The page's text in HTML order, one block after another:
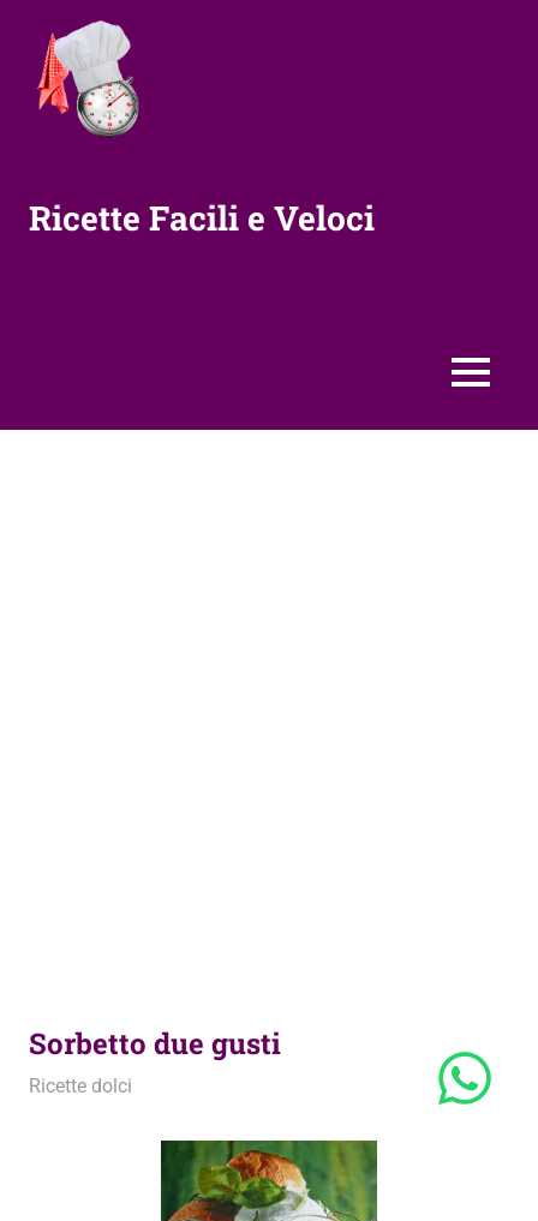
contenuto
Ricette Facili e Veloci
MENU
Sorbetto due gusti
3 Gennaio 2012
admin
Ricette dolci